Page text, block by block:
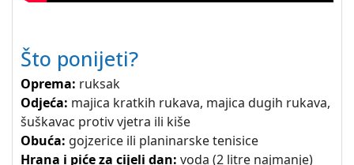
Što ponijeti?
Oprema: ruksak
Odjeća: majica kratkih rukava, majica dugih rukava,
šuškavac protiv vjetra ili kiše
Obuća: gojzerice ili planinarske tenisice
Hrana i piće za cijeli dan: voda (2 litre najmanje)